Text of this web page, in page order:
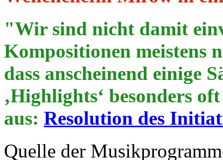
"Wir sind nicht damit
Kompositionen meistens
dass anscheinend einige
‚Highlights‘ besonders
aus: Resolution des
Quelle der